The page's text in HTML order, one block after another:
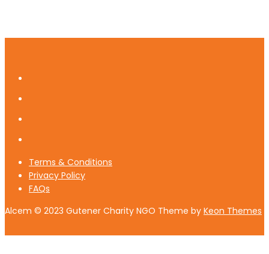
Terms & Conditions
Privacy Policy
FAQs
Alcem © 2023 Gutener Charity NGO Theme by Keon Themes